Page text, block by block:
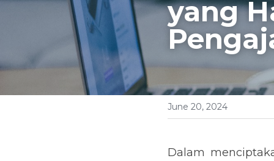
yang
June 20, 2024
Dalam